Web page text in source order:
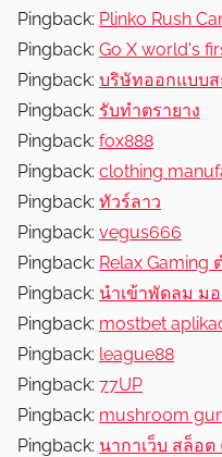
Pingback: Plinko Rush
Pingback: Go X world's
Pingback: บริษัทออกแบบส
Pingback: รับทำตรายาง
Pingback: fox888
Pingback: clothing
Pingback: ทัวร์ลาว
Pingback: vegus666
Pingback: Relax Gaming
Pingback: นำเข้าพัดลม มอ
Pingback: mostbet
Pingback: league88
Pingback: 77UP
Pingback: mushroom
Pingback: นากาเว็บ สล็อ